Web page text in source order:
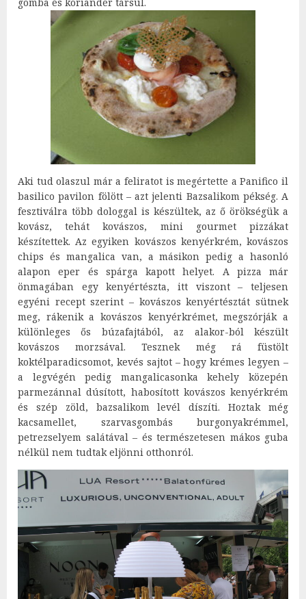
Aki tud olaszul már a feliratot is megértette a Panifico il
basilico pavilon fölött – azt jelenti Bazsalikom pékség. A
fesztiválra több dologgal is készültek, az ő örökségük a
kovász, tehát kovászos, mini gourmet pizzákat
készítettek. Az egyiken kovászos kenyérkrém, kovászos
chips és mangalica van, a másikon pedig a hasonló
alapon eper és spárga kapott helyet. A pizza már
önmagában egy kenyértészta, itt viszont – teljesen
egyéni recept szerint – kovászos kenyértésztát sütnek
meg, rákenik a kovászos kenyérkrémet, megszórják a
különleges ős búzafajtából, az alakor-ból készült
kovászos morzsával. Tesznek még rá füstölt
koktélparadicsomot, kevés sajtot – hogy krémes legyen –
a legvégén pedig mangalicasonka kehely közepén
parmezánnal dúsított, habosított kovászos kenyérkrém
és szép zöld, bazsalikom levél díszíti. Hoztak még
kacsamellet, szarvasgombás burgonyakrémmel,
petrezselyem salátával – és természetesen mákos guba
nélkül nem tudtak eljönni otthonról.